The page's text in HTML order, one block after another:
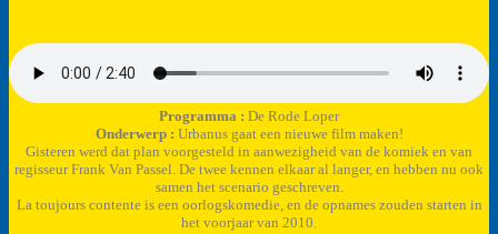
Programma : De Rode Loper
Onderwerp : Urbanus gaat een nieuwe film maken!
Gisteren werd dat plan voorgesteld in aanwezigheid van de komiek en van
regisseur Frank Van Passel. De twee kennen elkaar al langer, en hebben nu ook
samen het scenario geschreven.
La toujours contente is een oorlogskomedie, en de opnames zouden starten in
het voorjaar van 2010.